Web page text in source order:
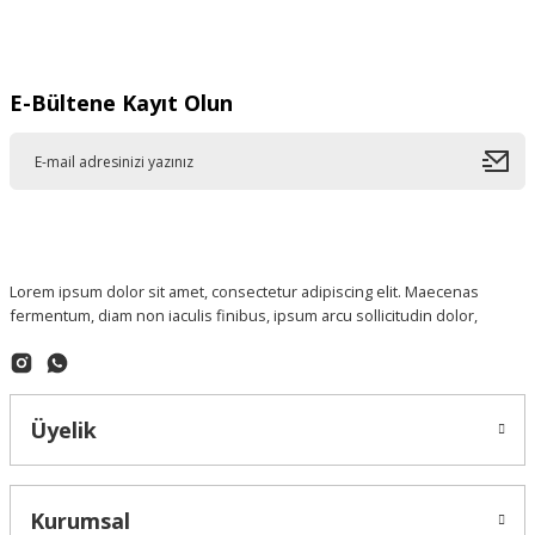
E-Bültene Kayıt Olun
Lorem ipsum dolor sit amet, consectetur adipiscing elit. Maecenas
fermentum, diam non iaculis finibus, ipsum arcu sollicitudin dolor,
Üyelik
Kurumsal